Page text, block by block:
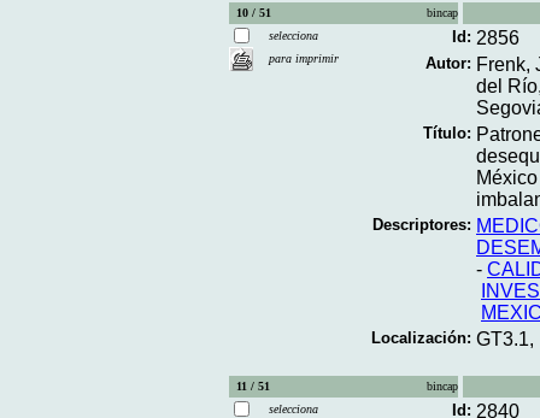
10 / 51
bincap
selecciona
para imprimir
Id: 2856
Autor: Frenk,
del
Título:
Descriptores:
-
Localización: GT3.1,
11 / 51
bincap
selecciona
Id: 2840